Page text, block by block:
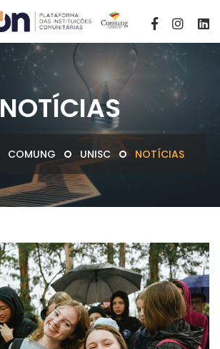
NOTÍCIAS
COMUNG UNISC NOTÍCIAS